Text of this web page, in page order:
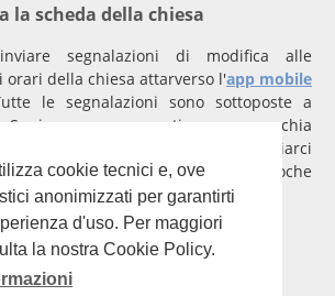
cookie tecnici e, ove
anonimizzati per garantirti
d'uso. Per maggiori
la nostra Cookie Policy.
la scheda della chiesa
segnalazioni di modifica alle
orari della chiesa attarverso l'app mobile
le segnalazioni sono sottoposte a
Se invece rappresenti una parrocchia
account verificato per inviarci
che saranno gestite entro poche
scrivi ainfo@dindondan.app